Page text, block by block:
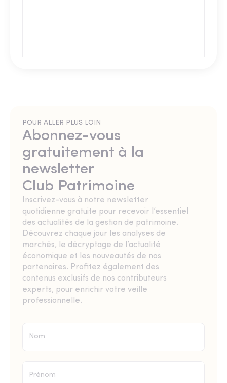
POUR ALLER PLUS LOIN
Abonnez-vous
gratuitement à la
newsletter
Club Patrimoine
Inscrivez-vous à notre newsletter
quotidienne gratuite pour recevoir l’essentiel
des actualités de la gestion de patrimoine.
Découvrez chaque jour les analyses de
marchés, le décryptage de l’actualité
économique et les nouveautés de nos
partenaires. Profitez également des
contenus exclusifs de nos contributeurs
experts, pour enrichir votre veille
professionnelle.